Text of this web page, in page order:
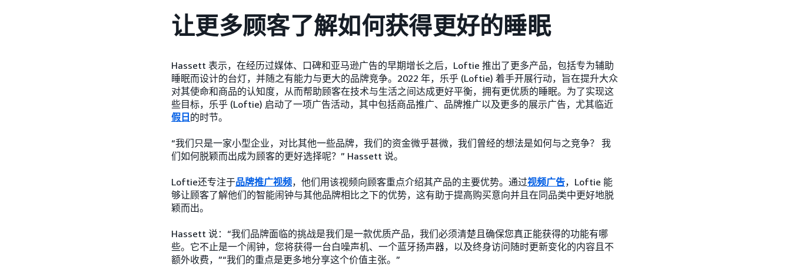
让更多顾客了解如何获得更好的睡眠
Hassett 表示，在经历过媒体、口碑和亚马逊广告的早期增长之后，Loftie 推出了更多产品，包括专为辅助
睡眠而设计的台灯，并随之有能力与更大的品牌竞争。2022 年，乐乎 (Loftie) 着手开展行动，旨在提升大众
对其使命和商品的认知度，从而帮助顾客在技术与生活之间达成更好平衡，拥有更优质的睡眠。为了实现这
些目标，乐乎 (Loftie) 启动了一项广告活动，其中包括商品推广、品牌推广以及更多的展示广告，尤其临近
假日的时节。
“我们只是一家小型企业，对比其他一些品牌，我们的资金微乎甚微，我们曾经的想法是如何与之竞争？ 我
们如何脱颖而出成为顾客的更好选择呢？” Hassett 说。
Loftie还专注于品牌推广视频，他们用该视频向顾客重点介绍其产品的主要优势。通过视频广告，Loftie 能
够让顾客了解他们的智能闹钟与其他品牌相比之下的优势，这有助于提高购买意向并且在同品类中更好地脱
颖而出。
Hassett 说：“我们品牌面临的挑战是我们是一款优质产品，我们必须清楚且确保您真正能获得的功能有哪
些。它不止是一个闹钟，您将获得一台白噪声机、一个蓝牙扬声器，以及终身访问随时更新变化的内容且不
额外收费，”“我们的重点是更多地分享这个价值主张。”